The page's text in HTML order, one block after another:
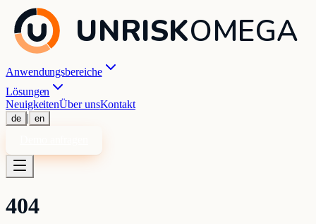
UNRISKOMEGA
Anwendungsbereiche
Lösungen
NeuigkeitenÜber unsKontakt
de | en
404